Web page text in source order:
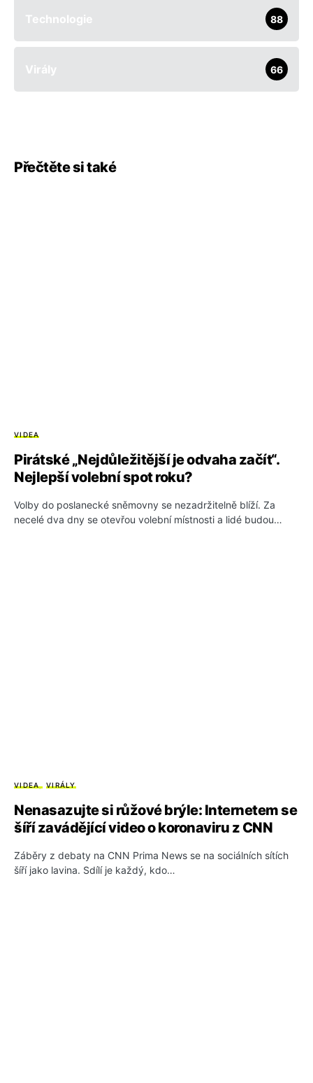
Technologie 88
Virály 66
Přečtěte si také
VIDEA
Pirátské „Nejdůležitější je odvaha začít“.
Nejlepší volební spot roku?
Volby do poslanecké sněmovny se nezadržitelně blíží. Za
necelé dva dny se otevřou volební místnosti a lidé budou…
VIDEA VIRÁLY
Nenasazujte si růžové brýle: Internetem se
šíří zavádějící video o koronaviru z CNN
Záběry z debaty na CNN Prima News se na sociálních sítích
šíří jako lavina. Sdílí je každý, kdo…